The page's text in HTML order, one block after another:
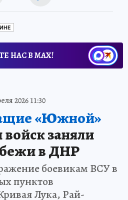
НАС В МАХ!
2026 11:30
«Южной»
заняли
в ДНР
боевикам ВСУ в
пунктов
Лука, Рай-